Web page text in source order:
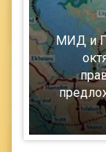
МИД и